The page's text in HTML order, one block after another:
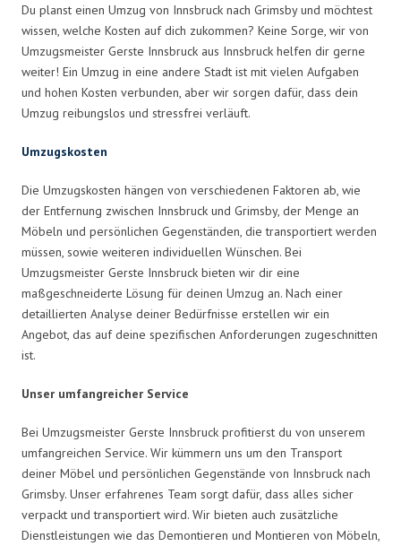
Du planst einen Umzug von Innsbruck nach Grimsby und möchtest
wissen, welche Kosten auf dich zukommen? Keine Sorge, wir von
Umzugsmeister Gerste Innsbruck aus Innsbruck helfen dir gerne
weiter! Ein Umzug in eine andere Stadt ist mit vielen Aufgaben
und hohen Kosten verbunden, aber wir sorgen dafür, dass dein
Umzug reibungslos und stressfrei verläuft.
Umzugskosten
Die Umzugskosten hängen von verschiedenen Faktoren ab, wie
der Entfernung zwischen Innsbruck und Grimsby, der Menge an
Möbeln und persönlichen Gegenständen, die transportiert werden
müssen, sowie weiteren individuellen Wünschen. Bei
Umzugsmeister Gerste Innsbruck bieten wir dir eine
maßgeschneiderte Lösung für deinen Umzug an. Nach einer
detaillierten Analyse deiner Bedürfnisse erstellen wir ein
Angebot, das auf deine spezifischen Anforderungen zugeschnitten
ist.
Unser umfangreicher Service
Bei Umzugsmeister Gerste Innsbruck profitierst du von unserem
umfangreichen Service. Wir kümmern uns um den Transport
deiner Möbel und persönlichen Gegenstände von Innsbruck nach
Grimsby. Unser erfahrenes Team sorgt dafür, dass alles sicher
verpackt und transportiert wird. Wir bieten auch zusätzliche
Dienstleistungen wie das Demontieren und Montieren von Möbeln,